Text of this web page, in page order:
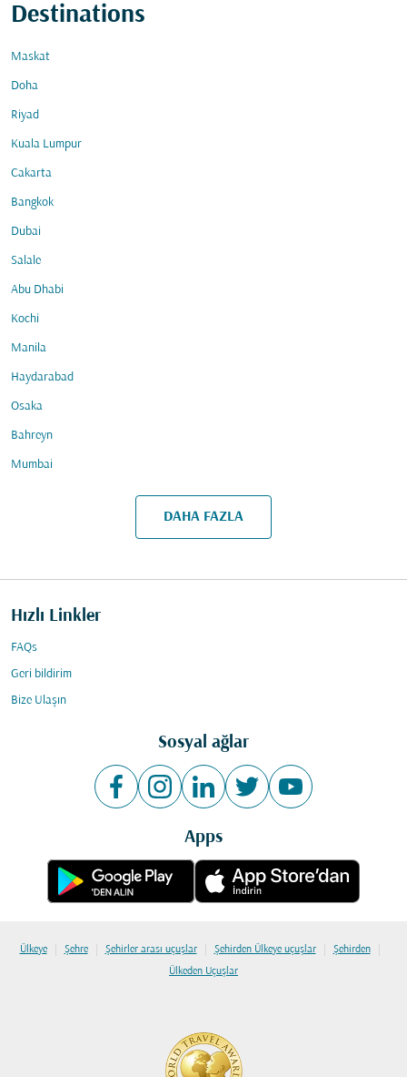
Destinations
Maskat
Doha
Riyad
Kuala Lumpur
Cakarta
Bangkok
Dubai
Salale
Abu Dhabi
Kochi
Manila
Haydarabad
Osaka
Bahreyn
Mumbai
DAHA FAZLA
Hızlı Linkler
FAQs
Geri bildirim
Bize Ulaşın
Sosyal ağlar
Apps
Ülkeye | Şehre | Şehirler arası uçuşlar | Şehirden Ülkeye uçuşlar | Şehirden |
Ülkeden Uçuşlar